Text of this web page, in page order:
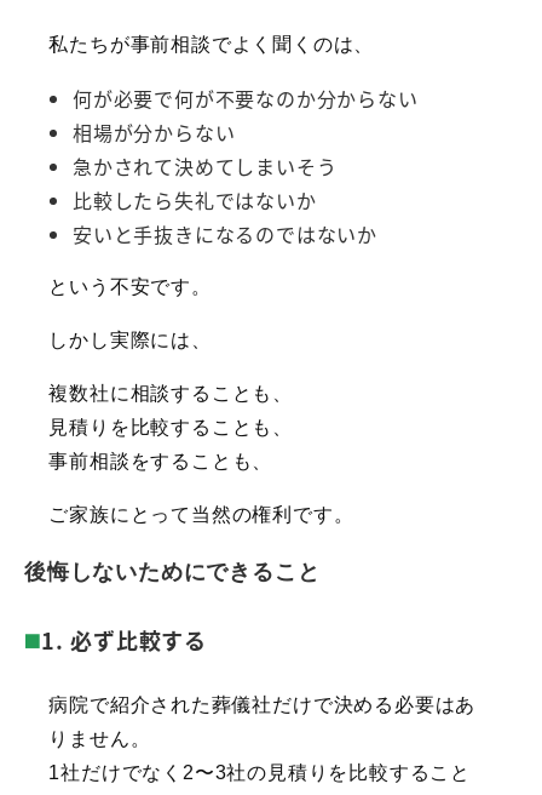
私たちが事前相談でよく聞くのは、
何が必要で何が不要なのか分からない
相場が分からない
急かされて決めてしまいそう
比較したら失礼ではないか
安いと手抜きになるのではないか
という不安です。
しかし実際には、
複数社に相談することも、
見積りを比較することも、
事前相談をすることも、
ご家族にとって当然の権利です。
後悔しないためにできること
1. 必ず比較する
病院で紹介された葬儀社だけで決める必要はあ
りません。
1社だけでなく2〜3社の見積りを比較すること